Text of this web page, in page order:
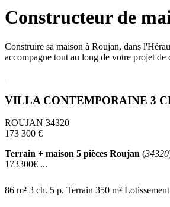
Constructeur de
Construire sa maison à Roujan, dans
accompagne tout au long de votre projet
VILLA CONTEMPORAINE 3
ROUJAN 34320
173 300 €
Terrain + maison 5 pièces Roujan (34320
173300€ ...
86 m² 3 ch. 5 p. Terrain 350 m² Lotissement